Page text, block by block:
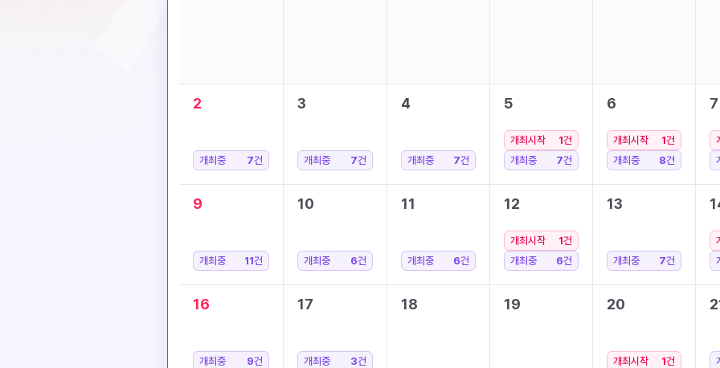
2
개최중 7건
3
개최중 7건
4
개최중 7건
5
개최시작 1건
개최중
7건
6
개최시작 1건
개최중
8건
7
9
개최중 11건
10
개최중 6건
11
개최중 6건
12
개최시작 1건
개최중
6건
13
개최중 7건
16
개최중 9건
17
개최중 3건
18 19 20
개최시작 1건